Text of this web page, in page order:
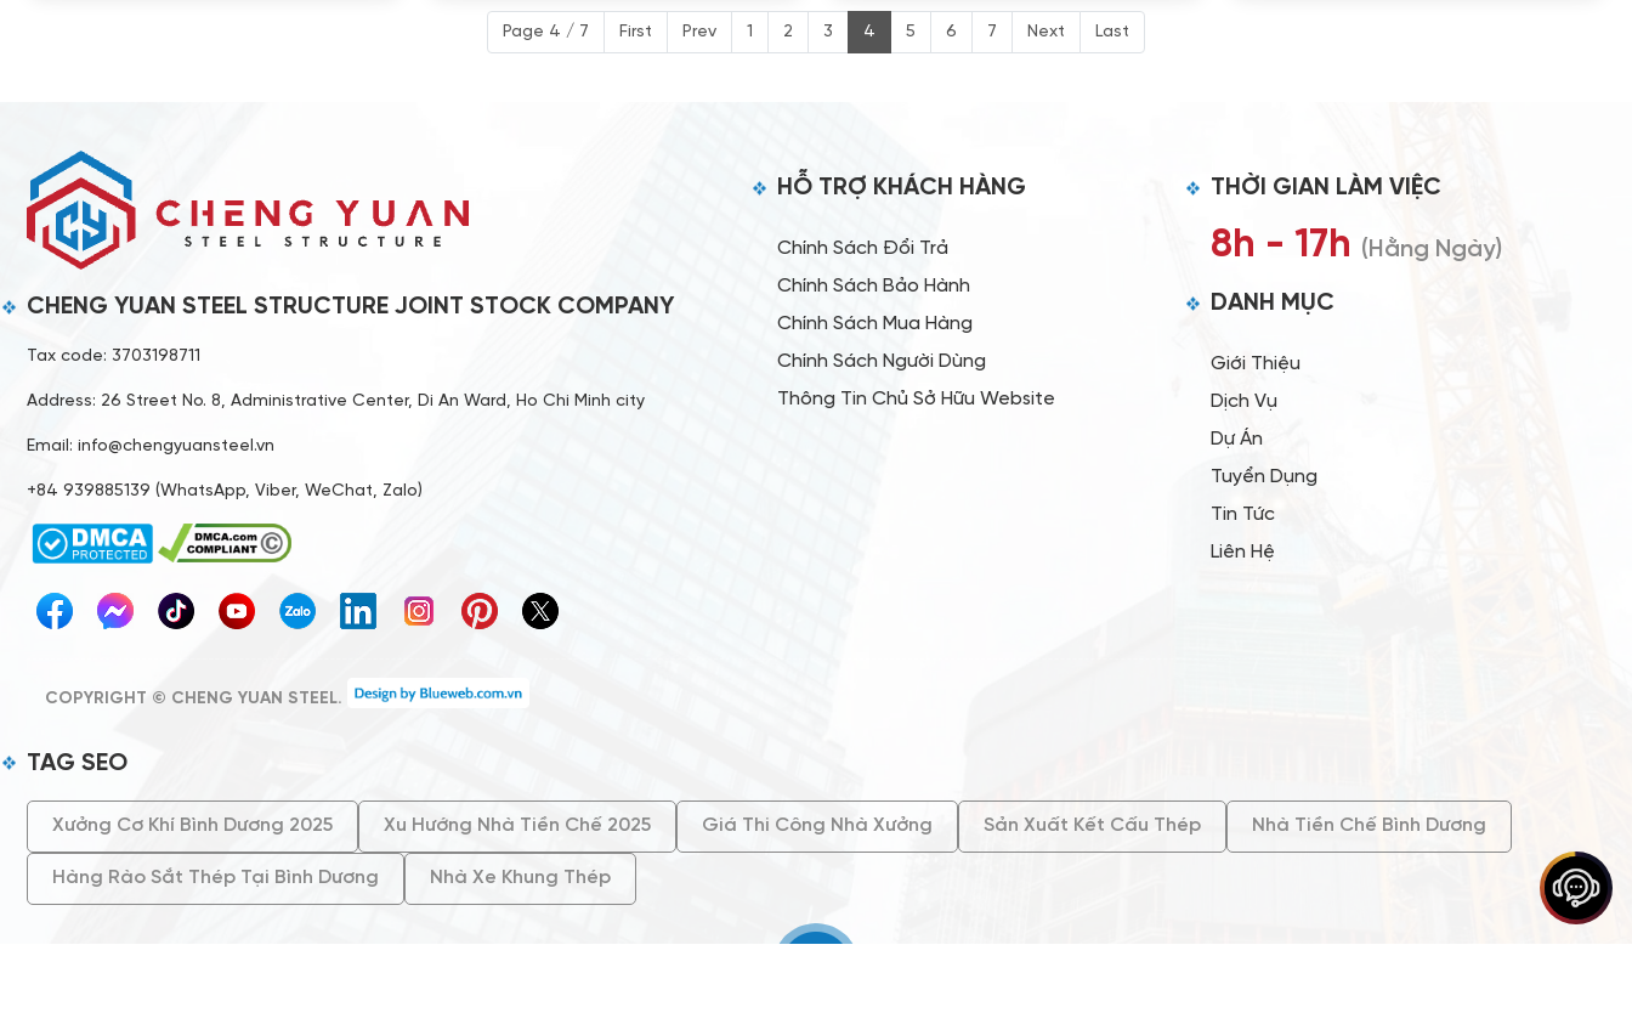
Page 4 / 7 First Prev 1 2 3 4 5 6 7 Next Last
CHENG YUAN STEEL STRUCTURE JOINT STOCK COMPANY
Tax code: 3703198711
Address: 26 Street No. 8, Administrative Center, Di An Ward, Ho Chi Minh city
Email: info@chengyuansteel.vn
+84 939885139 (WhatsApp, Viber, WeChat, Zalo)
HỖ TRỢ KHÁCH HÀNG
Chính Sách Đổi Trả
Chính Sách Bảo Hành
Chính Sách Mua Hàng
Chính Sách Người Dùng
Thông Tin Chủ Sở Hữu Website
THỜI GIAN LÀM VIỆC
8h - 17h (Hằng Ngày)
DANH MỤC
Giới Thiệu
Dịch Vụ
Dự Án
Tuyển Dụng
Tin Tức
Liên Hệ
COPYRIGHT © CHENG YUAN STEEL.
TAG SEO
Xưởng Cơ Khí Bình Dương 2025 Xu Hướng Nhà Tiền Chế 2025 Giá Thi Công Nhà Xưởng Sản Xuất Kết Cấu Thép Nhà Tiền Chế Bình Dương
Hàng Rào Sắt Thép Tại Bình Dương Nhà Xe Khung Thép